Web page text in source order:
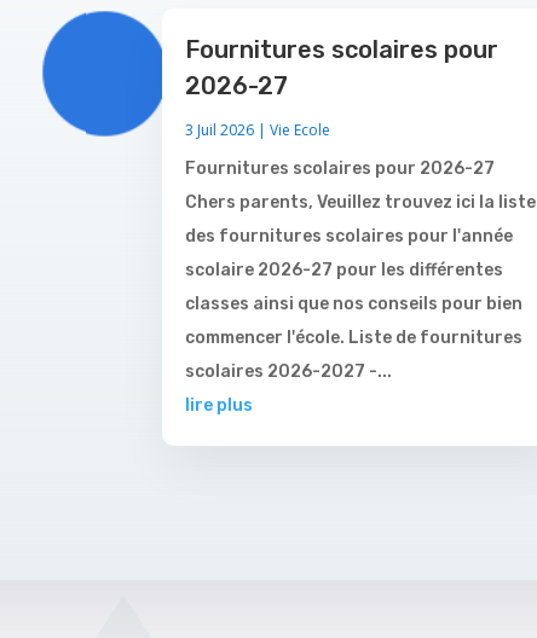
Fournitures scolaires pour
2026-27
3 Juil 2026 |Vie Ecole
Fournitures scolaires pour 2026-27
Chers parents, Veuillez trouvez ici la liste
des fournitures scolaires pour l'année
scolaire 2026-27 pour les différentes
classes ainsi que nos conseils pour bien
commencer l'école. Liste de fournitures
scolaires 2026-2027 -...
lire plus